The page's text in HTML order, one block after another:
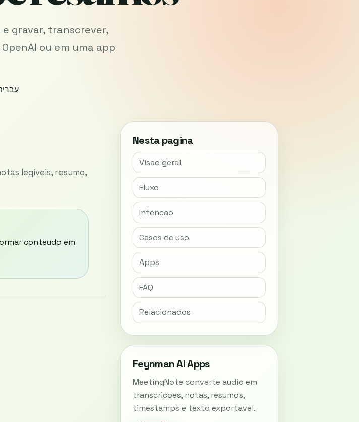
gravar, transcrever,
ou em uma app
legiveis, resumo,
conteudo em
Nesta pagina
Visao geral
Fluxo
Intencao
Casos de uso
Apps
FAQ
Relacionados
Feynman AI Apps
MeetingNote converte audio em
transcricoes, notas, resumos,
timestamps e texto exportavel.